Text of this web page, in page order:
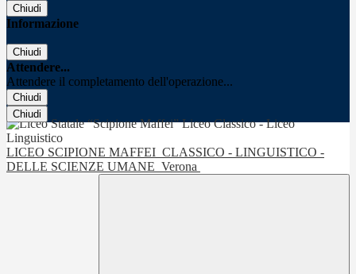
Chiudi
Informazione
Chiudi
Attendere...
Attendere il completamento dell'operazione...
Chiudi
Chiudi
LICEO SCIPIONE MAFFEI CLASSICO - LINGUISTICO -
DELLE SCIENZE UMANE Verona